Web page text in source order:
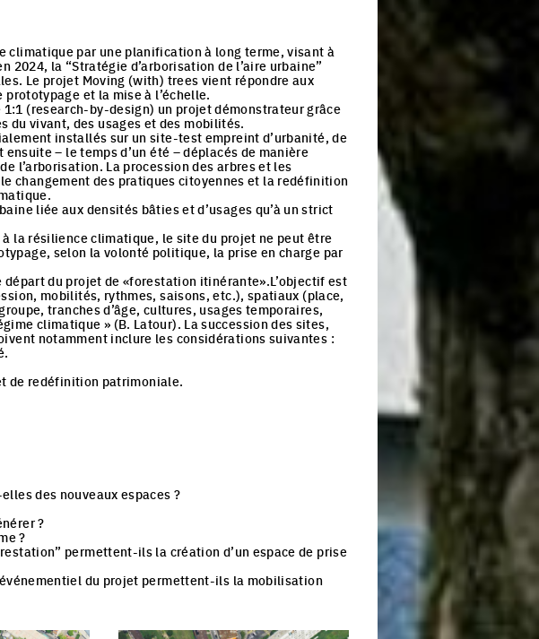
climatique par une planification à long terme, visant à
la “Stratégie d’arborisation de l’aire urbaine”
Le projet Moving (with) trees vient répondre aux
et la mise à l’échelle.
1:1 (research-by-design) un projet démonstrateur grâce
du vivant, des usages et des mobilités.
installés sur un site-test empreint d’urbanité, de
– le temps d’un été – déplacés de manière
l’arborisation. La procession des arbres et les
changement des pratiques citoyennes et la redéfinition
liée aux densités bâties et d’usages qu’à un strict
la résilience climatique, le site du projet ne peut être
selon la volonté politique, la prise en charge par
du projet de «forestation itinérante».L’objectif est
mobilités, rythmes, saisons, etc.), spatiaux (place,
tranches d’âge, cultures, usages temporaires,
climatique » (B. Latour). La succession des sites,
notamment inclure les considérations suivantes :
de redéfinition patrimoniale.
des nouveaux espaces ?
?
?
permettent-ils la création d’un espace de prise
du projet permettent-ils la mobilisation